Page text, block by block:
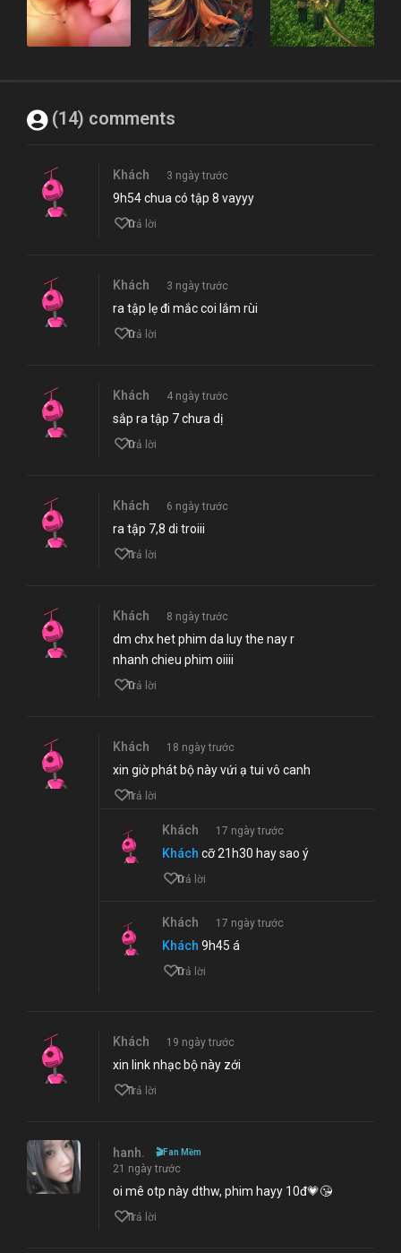
(14) comments
Khách 3 ngày trước
9h54 chua có tập 8 vayyy
0
Trả lời
Khách 3 ngày trước
ra tập lẹ đi mắc coi lắm rùi
0
Trả lời
Khách 4 ngày trước
sắp ra tập 7 chưa dị
0
Trả lời
Khách 6 ngày trước
ra tập 7,8 di troiii
1
Trả lời
Khách 8 ngày trước
dm chx het phim da luy the nay r
nhanh chieu phim oiiii
0
Trả lời
Khách 18 ngày trước
xin giờ phát bộ này vứi ạ tui vô canh
1
Trả lời
Khách 17 ngày trước
Khách cỡ 21h30 hay sao ý
0
Trả lời
Khách 17 ngày trước
Khách 9h45 á
0
Trả lời
Khách 19 ngày trước
xin link nhạc bộ này zới
1
Trả lời
hanh. 🎬Fan Mềm
21 ngày trước
oi mê otp này dthw, phim hayy 10đ💗😘
1
Trả lời